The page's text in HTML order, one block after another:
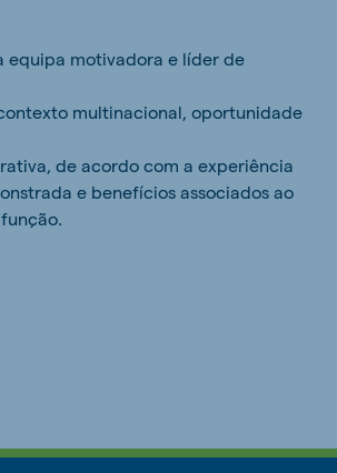
equipa motivadora e líder de
multinacional, oportunidade
de acordo com a experiência
e benefícios associados ao